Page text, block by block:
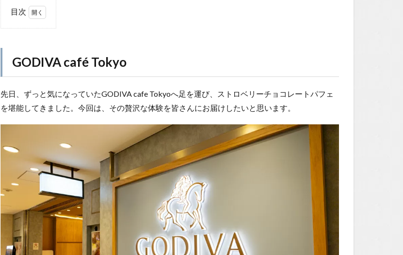
目次
Tokyo
バが目
指す
に残る
季節限
定！ス
リーチ
ョコレ
ートパ
フェの
魅力
1.0.3
GODIVA café Tokyo
先日、ずっと気になっていたGODIVA cafe Tokyoへ足を運び、ストロベリーチョコレートパフェ
を堪能してきました。今回は、その贅沢な体験を皆さんにお届けしたいと思います。